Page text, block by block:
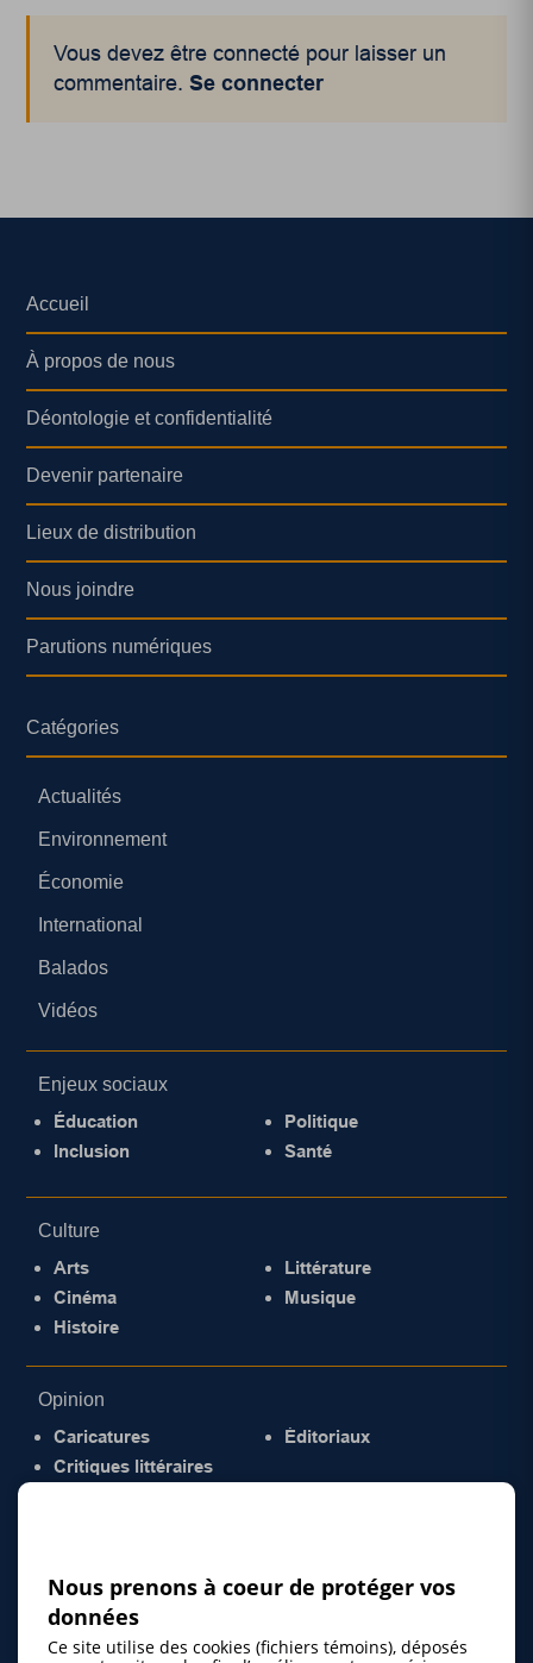
Vous devez être connecté pour laisser un
commentaire.Se connecter
Accueil
À propos de nous
Déontologie et confidentialité
Devenir partenaire
Lieux de distribution
Nous joindre
Parutions numériques
Catégories
Actualités
Environnement
Économie
International
Balados
Vidéos
Enjeux sociaux
Éducation
Inclusion
Politique
Santé
Culture
Arts
Cinéma
Histoire
Littérature
Musique
Opinion
Caricatures
Critiques littéraires
Éditoriaux
Nous prenons à coeur de protéger vos
données
Ce site utilise des cookies (fichiers témoins), déposés